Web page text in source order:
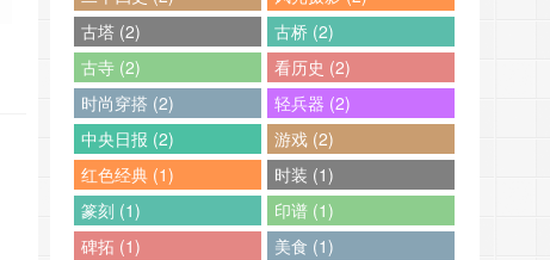
古塔 (2)
古桥 (2)
古寺 (2)
看历史 (2)
时尚穿搭 (2)
轻兵器 (2)
中央日报 (2)
游戏 (2)
红色经典 (1)
时装 (1)
篆刻 (1)
印谱 (1)
碑拓 (1)
美食 (1)